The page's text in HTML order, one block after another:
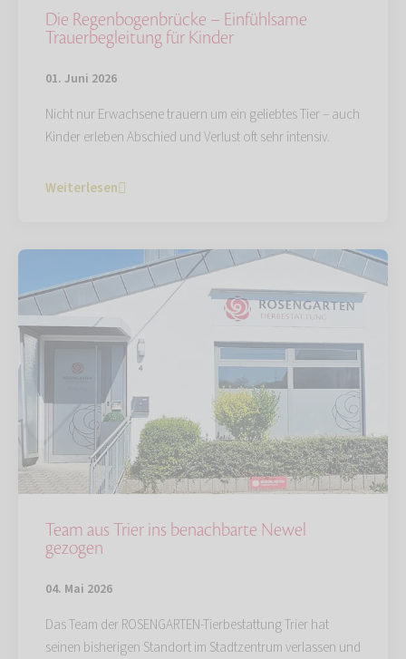
Die Regenbogenbrücke – Einfühlsame
Trauerbegleitung für Kinder
01. Juni 2026
Nicht nur Erwachsene trauern um ein geliebtes Tier – auch
Kinder erleben Abschied und Verlust oft sehr intensiv.
Weiterlesen
Team aus Trier ins benachbarte Newel
gezogen
04. Mai 2026
Das Team der ROSENGARTEN-Tierbestattung Trier hat
seinen bisherigen Standort im Stadtzentrum verlassen und